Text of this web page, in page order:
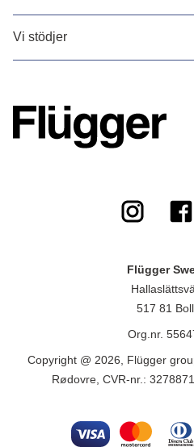
Vi stödjer
Flügger
517 81
Org.nr.
Copyright @ 2026, Flügger
Rødovre, CVR-nr.: